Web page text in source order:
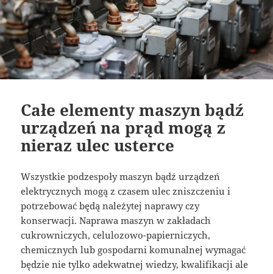
Całe elementy maszyn bądź
urządzeń na prąd mogą z
nieraz ulec usterce
Wszystkie podzespoły maszyn bądź urządzeń
elektrycznych mogą z czasem ulec zniszczeniu i
potrzebować będą należytej naprawy czy
konserwacji. Naprawa maszyn w zakładach
cukrowniczych, celulozowo-papierniczych,
chemicznych lub gospodarni komunalnej wymagać
będzie nie tylko adekwatnej wiedzy, kwalifikacji ale